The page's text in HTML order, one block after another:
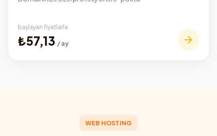
başlayan fiyatlarla
₺57,13 / ay
WEB HOSTING